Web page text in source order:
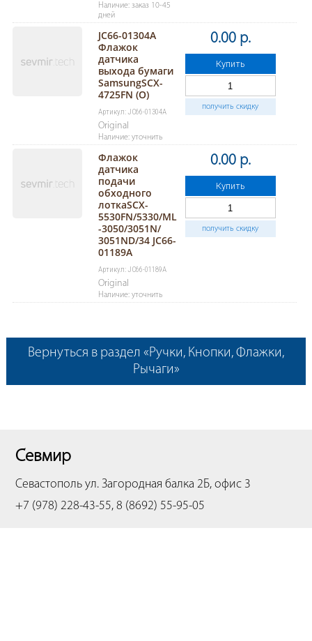
Наличие: заказ 10-45
дней
JC66-01304A
Флажок
датчика
выхода бумаги
SamsungSCX-
4725FN (О)
Артикул: JC66-01304A
Original
Наличие: уточнить
0.00 р.
Купить
получить скидку
Флажок
датчика
подачи
обходного
лоткаSCX-
5530FN/5330/ML
-3050/3051N/
3051ND/34 JC66-
01189A
Артикул: JC66-01189A
Original
Наличие: уточнить
0.00 р.
Купить
получить скидку
Вернуться в раздел «Ручки, Кнопки, Флажки,
Рычаги»
Севмир
Севастополь ул. Загородная балка 2Б, офис 3
+7 (978) 228-43-55, 8 (8692) 55-95-05